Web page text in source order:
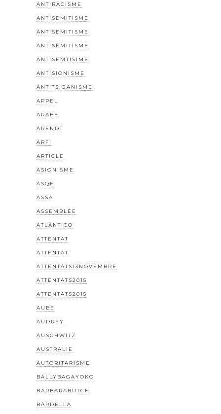
ANTIRACISME
ANTISÉMITISME
ANTISEMITISME
ANTISÉMITISME
ANTISEMTISIME
ANTISIONISME
ANTITSIGANISME
APPEL
ARABE
ARENDT
ARFI
ARTICLE
ASIONISME
ASQF
ASSA
ASSEMBLÉE
ATLANTICO
ATTENTAT
ATTENTAT
ATTENTATS13NOVEMBRE
ATTENTATS2015
ATTENTATS2015
AUBE
AUDREY
AUSCHWITZ
AUSTRALIE
AUTORITARISME
BALLYBAGAYOKO
BARBARABUTCH
BARDELLA